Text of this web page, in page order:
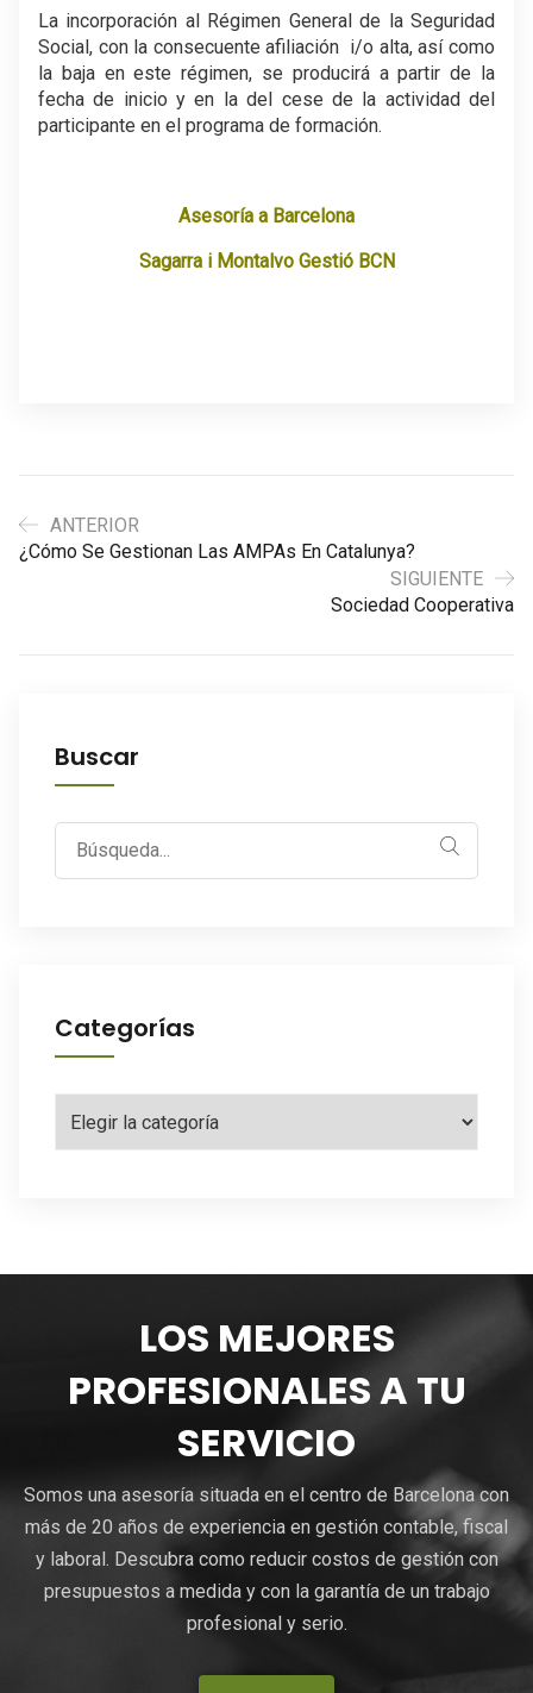
La incorporación al Régimen General de la Seguridad
Social, con la consecuente afiliación i/o alta, así como
la baja en este régimen, se producirá a partir de la
fecha de inicio y en la del cese de la actividad del
participante en el programa de formación.
Asesoría a Barcelona
Sagarra i Montalvo Gestió BCN
ANTERIOR
¿Cómo Se Gestionan Las AMPAs En Catalunya?
SIGUIENTE
Sociedad Cooperativa
Buscar
for:
Categorías
LOS MEJORES
PROFESIONALES A TU
SERVICIO
Somos una asesoría situada en el centro de Barcelona con
más de 20 años de experiencia en gestión contable, fiscal
y laboral. Descubra como reducir costos de gestión con
presupuestos a medida y con la garantía de un trabajo
profesional y serio.